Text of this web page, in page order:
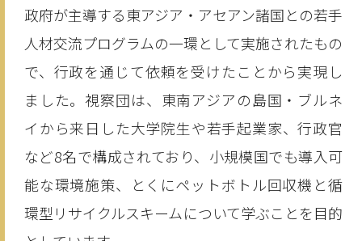
政府が主導する東アジア・アセアン諸国との若手
人材交流プログラムの一環として実施されたもの
で、行政を通じて依頼を受けたことから実現し
ました。視察団は、東南アジアの島国・ブルネ
イから来日した大学院生や若手起業家、行政官
など8名で構成されており、小規模国でも導入可
能な環境施策、とくにペットボトル回収機と循
環型リサイクルスキームについて学ぶことを目的